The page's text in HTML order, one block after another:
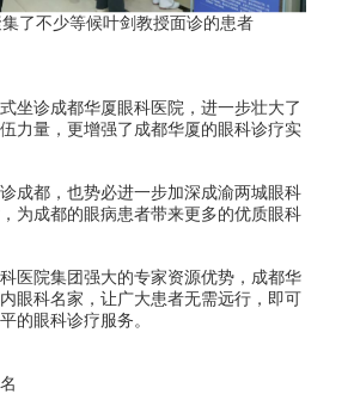
了不少等候叶剑教授面诊的患者
坐诊成都华厦眼科医院，进一步壮大了
力量，更增强了成都华厦的眼科诊疗实
成都，也势必进一步加深成渝两城眼科
为成都的眼病患者带来更多的优质眼科
医院集团强大的专家资源优势，成都华
眼科名家，让广大患者无需远行，即可
的眼科诊疗服务。